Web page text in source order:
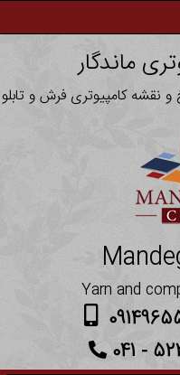
ماندگار
و نقشه کامپیوتری فرش و تابلو
Yarn and